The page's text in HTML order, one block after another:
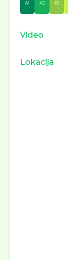
A1 A2 B1
Video
Lokacija